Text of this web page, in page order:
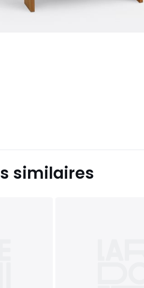
similaires